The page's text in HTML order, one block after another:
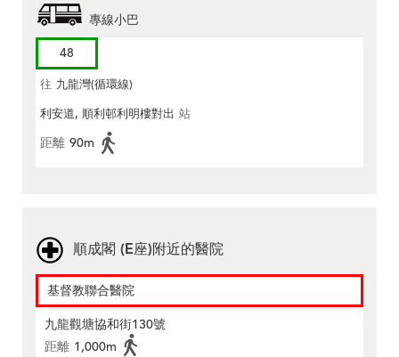
專線小巴
48
往 九龍灣(循環線)
利安道, 順利邨利明樓對出 站
距離 90m
順成閣 (E座)附近的醫院
基督教聯合醫院
九龍觀塘協和街130號
距離 1,000m